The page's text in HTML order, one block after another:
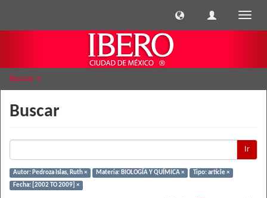
Buscar
Buscar
Ir
Autor: Pedroza Islas, Ruth × Materia: BIOLOGÍA Y QUÍMICA ×
Tipo: article ×
Fecha: [2002 TO 2009] ×